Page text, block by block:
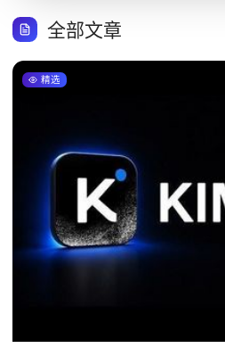
全部文章
精选